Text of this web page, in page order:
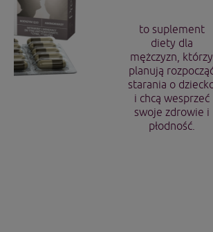
to suplement
diety dla
mężczyzn, którzy
planują
starania o
i chcą wesprzeć
swoje zdrowie i
płodność.